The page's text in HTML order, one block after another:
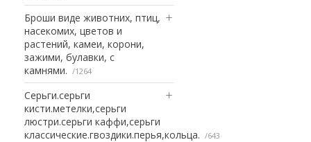
Броши виде животних, птиц,
насекомих, цветов и
растений, камеи, корони,
зажими, булавки, с
камнями.
1264
Серьги.серьги
кисти.метелки,серьги
люстри.серьги каффи,серьги
классические.гвоздики.перья,кольца.
643